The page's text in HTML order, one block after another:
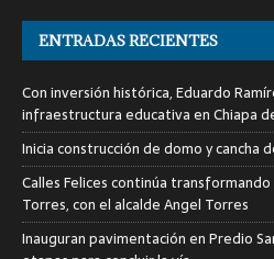
ENTRADAS RECIENTES
Con inversión histórica, Eduardo
infraestructura educativa en Chiapa
Inicia construcción de domo y cancha
Calles Felices continúa
Torres, con el alcalde Angel Torres
Inauguran pavimentación en Predio